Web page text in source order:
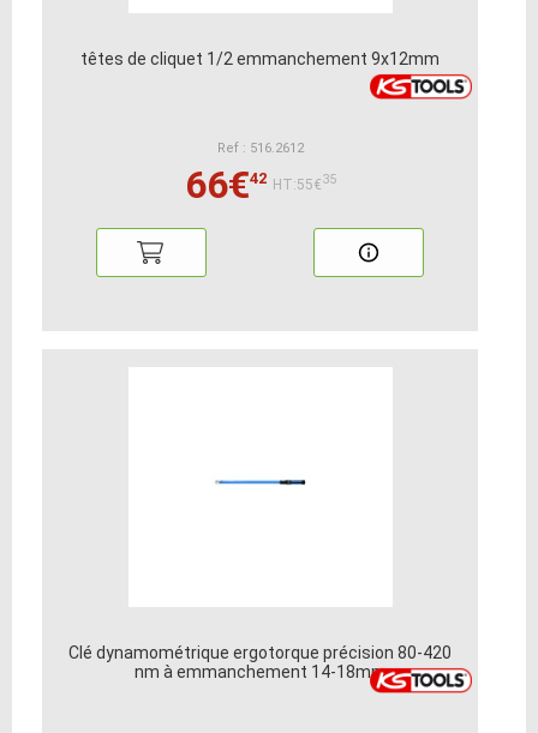
têtes de cliquet 1/2 emmanchement 9x12mm
Ref : 516.2612
66€42 HT:55€35
Clé dynamométrique ergotorque précision 80-420
nm à emmanchement 14-18mm